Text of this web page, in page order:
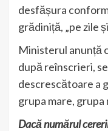
desfășura
grădiniță, „pe zile
Ministerul anunță
după reînscrieri,
descrescătoare a
grupa mare, grupa
Dacă numărul